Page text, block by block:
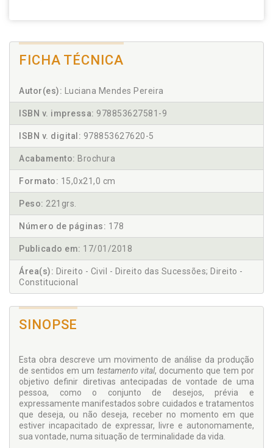
FICHA TÉCNICA
Autor(es): Luciana Mendes Pereira
ISBN v. impressa: 978853627581-9
ISBN v. digital: 978853627620-5
Acabamento: Brochura
Formato: 15,0x21,0 cm
Peso: 221grs.
Número de páginas: 178
Publicado em: 17/01/2018
Área(s): Direito - Civil - Direito das Sucessões; Direito -
Constitucional
SINOPSE
Esta obra descreve um movimento de análise da produção
de sentidos em um testamento vital, documento que tem por
objetivo definir diretivas antecipadas de vontade de uma
pessoa, como o conjunto de desejos, prévia e
expressamente manifestados sobre cuidados e tratamentos
que deseja, ou não deseja, receber no momento em que
estiver incapacitado de expressar, livre e autonomamente,
sua vontade, numa situação de terminalidade da vida.